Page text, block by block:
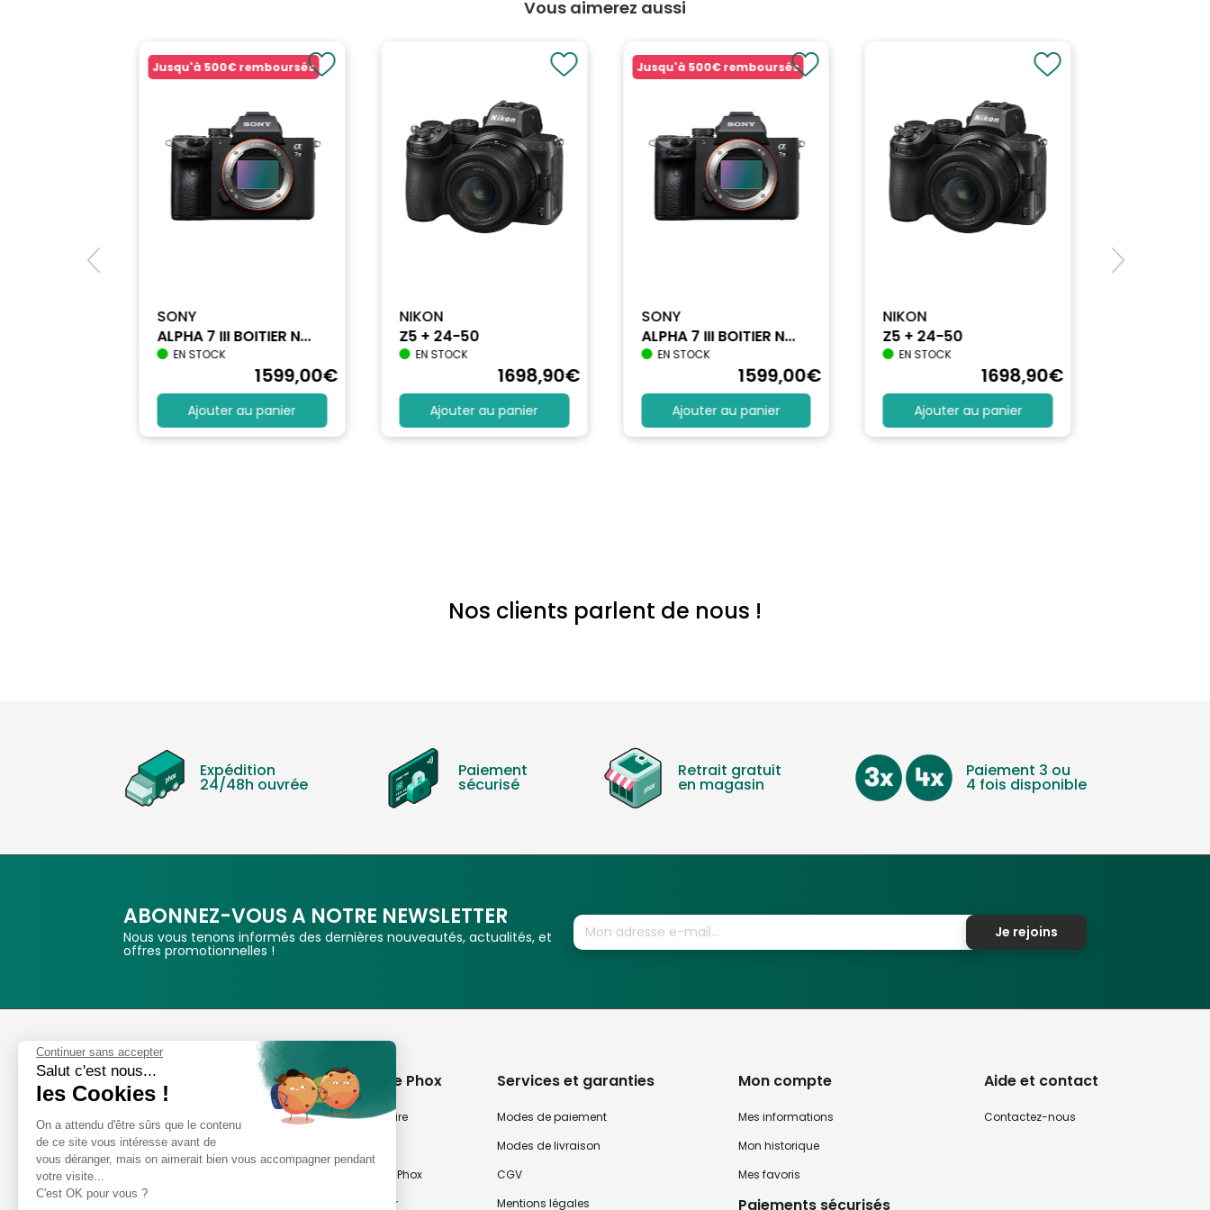
Vous aimerez aussi
Jusqu'à 500€ remboursés
SONY
ALPHA 7 III BOITIER N...
EN STOCK
1599,00€
Ajouter au panier
NIKON
Z5 + 24-50
EN STOCK
1698,90€
Ajouter au panier
Jusqu'à 500€ remboursés
SONY
ALPHA 7 III BOITIER N...
EN STOCK
1599,00€
Ajouter au panier
NIKON
Z5 + 24-50
EN STOCK
1698,90€
Ajouter au panier
Nos clients parlent de nous !
Expédition
24/48h ouvrée
Paiement
sécurisé
Retrait gratuit
en magasin
Paiement 3 ou
4 fois disponible
ABONNEZ-VOUS A NOTRE NEWSLETTER
Nous vous tenons informés des dernières nouveautés, actualités, et
offres promotionnelles !
Je rejoins
Phox
Spécialiste de l'image
Suivez-nous
Avis clients
A propos de Phox
Notre savoir-faire
Nos magasins Phox
Notre newsletter
Services et garanties
Modes de paiement
Modes de livraison
CGV
Mentions légales
Mon compte
Mes informations
Mon historique
Mes favoris
Paiements sécurisés
Aide et contact
Contactez-nous
Continuer sans accepter
Salut c'est nous...
les Cookies !
On a attendu d'être sûrs que le contenu
de ce site vous intéresse avant de
vous déranger, mais on aimerait bien vous accompagner pendant
votre visite...
C'est OK pour vous ?